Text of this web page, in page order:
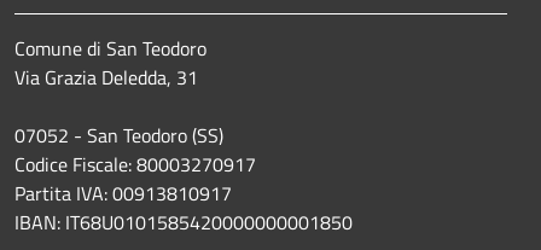
Comune di San Teodoro
Via Grazia Deledda, 31
07052 - San Teodoro (SS)
Codice Fiscale: 80003270917
Partita IVA: 00913810917
IBAN: IT68U0101585420000000001850